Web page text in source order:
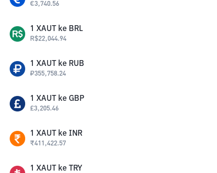
€3,740.56
1 XAUT ke BRL
R$22,044.94
1 XAUT ke RUB
₽355,758.24
1 XAUT ke GBP
£3,205.46
1 XAUT ke INR
₹411,422.57
1 XAUT ke TRY